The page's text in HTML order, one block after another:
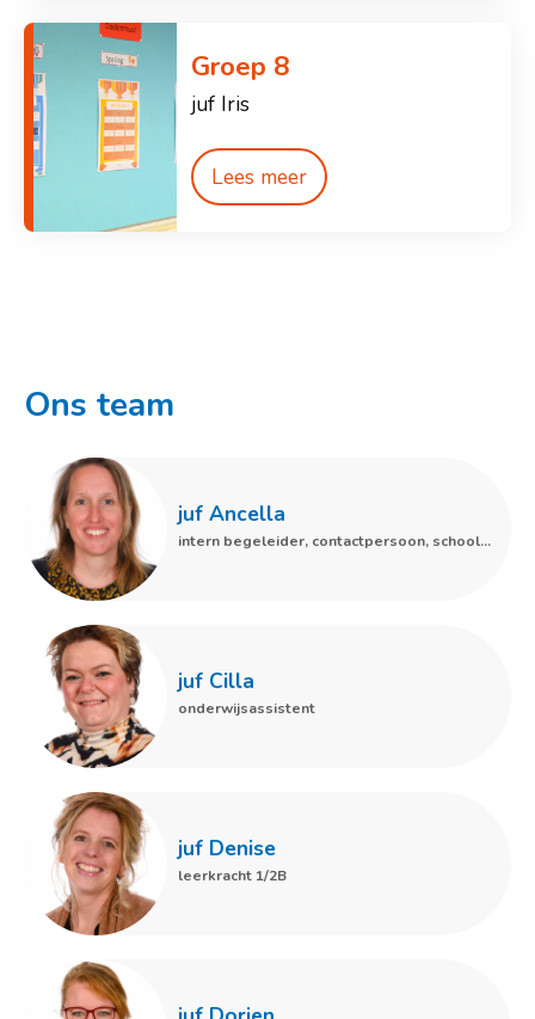
Groep 8
juf Iris
Lees meer
Ons team
juf Ancella
intern begeleider, contactpersoon, schoolopleider
juf Cilla
onderwijsassistent
juf Denise
leerkracht 1/2B